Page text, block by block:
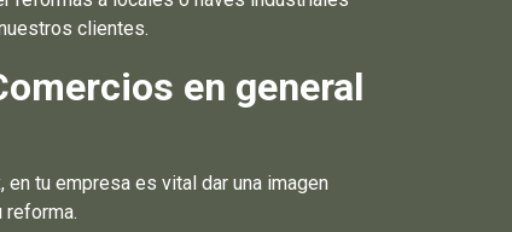
clientes.
en general
tu empresa es vital dar una imagen
reforma.